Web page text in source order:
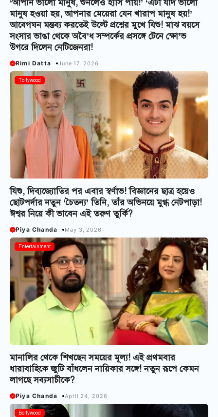
‘আপনি ভালো মানুষ, শুনলেও হাসি পায়!’ ‘এটা যদি ভালো
মানুষ হওয়া হয়, আপনার মেয়েরা যেন খারাপ মানুষ হয়!’
আবেগঘন মন্তব্য করতেই উল্টে প্রশ্নের মুখে যিশু! মাঝ বয়সে
সংসার ভাঙা থেকে অবৈ’ধ সম্পর্কের প্রসঙ্গে টেনে ক্ষো’ভ
উগরে দিলেন নেটিজেনরা!
Rimi Datta June 17, 2026
Tollywood
যিশু, দিব্যজ্যোতির পর এবার স্বর্ণাভ! বিজ্ঞানের ছাত্র হয়েও
ছোটপর্দার নতুন ‘চৈতন্য’ তিনি, তাঁর অভিনয়ে মুগ্ধ নেটপাড়া!
ঈশ্বর নিয়ে কী ভাবেন এই তরুণ তুর্কি?
Piya Chanda May 3, 2026
Entertainment
মানালির থেকে শিখছেন সময়ের মূল্য! এই প্রথমবার
ধারাবাহিকে জুটি বাঁধলেন নায়িকার সঙ্গে! নতুন রূপে কেমন
লাগছে সব্যসাচীকে?
Piya Chanda April 24, 2026
Bollywood